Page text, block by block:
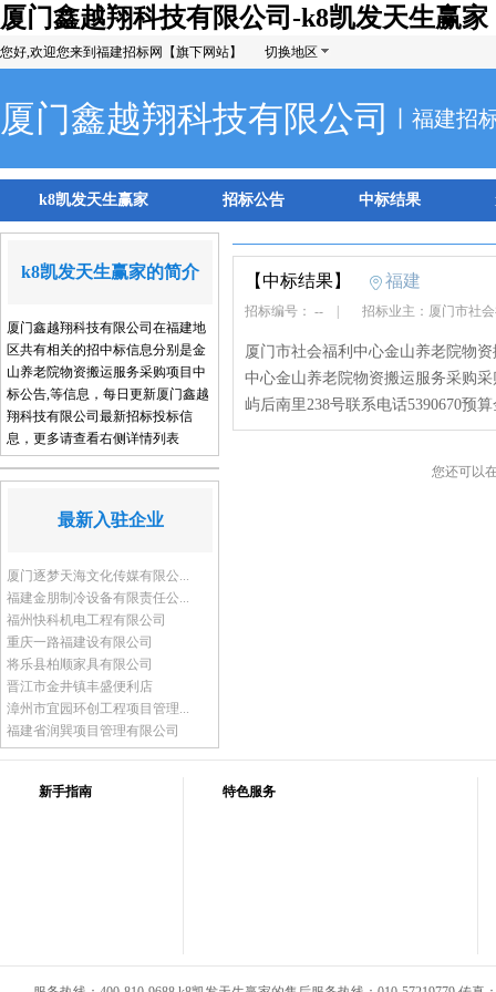
厦门鑫越翔科技有限公司-k8凯发天生赢家
您好,欢迎您来到福建招标网【旗下网站】 切换地区
厦门鑫越翔科技有限公司 丨福建招
k8凯发天生赢家 招标公告 中标结果
k8凯发天生赢家的简介
厦门鑫越翔科技有限公司在福建地
区共有相关的招中标信息分别是金
山养老院物资搬运服务采购项目中
标公告,等信息，每日更新厦门鑫越
翔科技有限公司最新招标投标信
息，更多请查看右侧详情列表
最新入驻企业
厦门逐梦天海文化传媒有限公...
福建金朋制冷设备有限责任公...
福州快科机电工程有限公司
重庆一路福建设有限公司
将乐县柏顺家具有限公司
晋江市金井镇丰盛便利店
漳州市宜园环创工程项目管理...
福建省润巽项目管理有限公司
【中标结果】 福建
招标编号： -- 招标业主：厦门市社
厦门市社会福利中心金山养老院物
中心金山养老院物资搬运服务采购
屿后南里238号联系电话5390670预
您还可以
新手指南 特色服务